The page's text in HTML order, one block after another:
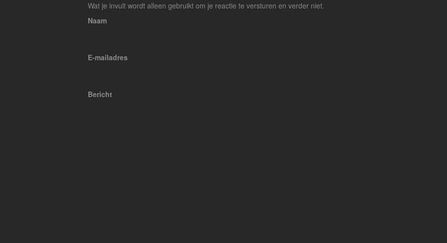
Wat je invult wordt alleen gebruikt om je reactie te versturen en verder niet.
Naam
E-mailadres
Bericht